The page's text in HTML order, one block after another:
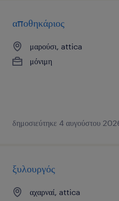
αποθηκάριος
μαρούσι, attica
μόνιμη
δημοσιεύτηκε 4 αυγούστου
ξυλουργός
αχαρναί, attica